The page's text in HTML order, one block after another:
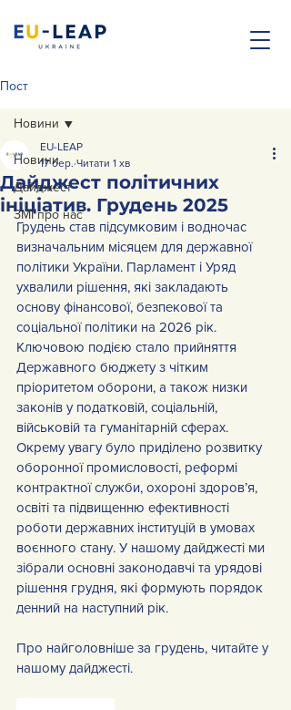
Пост
Новини
Дайджест
ЗМІ про нас
Новини
Дайджест політичних
ініціатив. Грудень 2025
EU-LEAP
17 бер. Читати 1 хв
Грудень став підсумковим і водночас
визначальним місяцем для державної
політики України. Парламент і Уряд
ухвалили рішення, які закладають
основу фінансової, безпекової та
соціальної політики на 2026 рік.
Ключовою подією стало прийняття
Державного бюджету з чітким
пріоритетом оборони, а також низки
законів у податковій, соціальній,
військовій та гуманітарній сферах.
Окрему увагу було приділено розвитку
оборонної промисловості, реформі
контрактної служби, охороні здоров’я,
освіті та підвищенню ефективності
роботи державних інституцій в умовах
воєнного стану. У нашому дайджесті ми
зібрали основні законодавчі та урядові
рішення грудня, які формують порядок
денний на наступний рік.
Про найголовніше за грудень, читайте у
нашому дайджесті.